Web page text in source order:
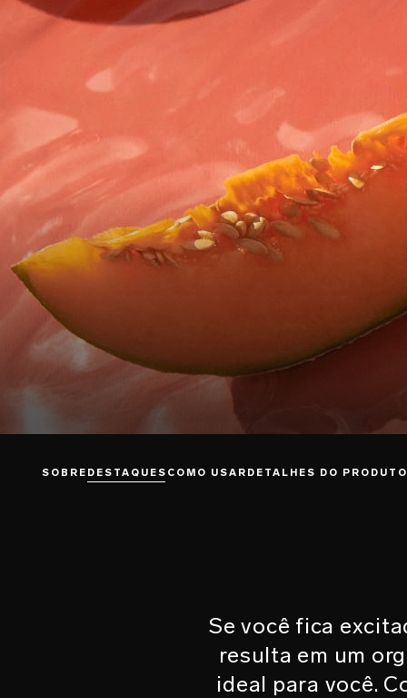
SOBRE DESTAQUES COMO USAR DETALHES DO PRODUTO
Se você fica
resulta em um
ideal para você.